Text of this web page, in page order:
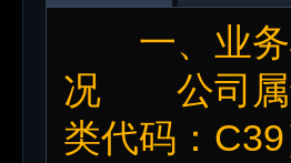
一、业务
况 公司属于
类代码：